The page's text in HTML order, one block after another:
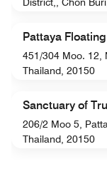
District,, Chon
Pattaya
451/304 Moo. 12,
Thailand, 20150
Sanctuary of
206/2 Moo 5,
Thailand, 20150